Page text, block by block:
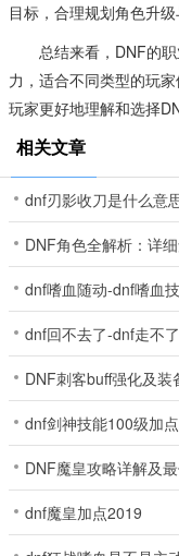
目标，合理规划角色升级
总结来看，DNF的
力，适合不同类型的玩
玩家更好地理解和选择
相关文章
dnf刃影收刀是什么意
DNF角色全解析：详
dnf嗜血随动-dnf嗜血
dnf回不去了-dnf走不
DNF刺客buff强化及装
dnf剑神技能100级加
DNF魔皇攻略详解及
dnf魔皇加点2019